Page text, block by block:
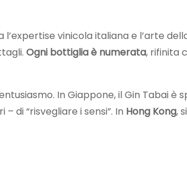
vinicola italiana e l’arte
Ogni bottiglia è numerata, rifinita
In Giappone, il Gin Tabai è
di “risvegliare i sensi”. In Hong Kong,